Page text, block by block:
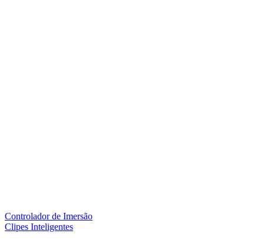
Controlador de Imersão
Clipes Inteligentes